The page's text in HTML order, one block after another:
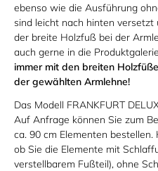
ebenso wie die Ausführung
sind leicht nach hinten
der breite Holzfuß bei der
auch gerne in die
immer mit den breiten
der gewählten Armlehne!
Das Modell FRANKFURT
Auf Anfrage können Sie zum
ca. 90 cm Elementen
ob Sie die Elemente mit
verstellbarem Fußteil), ohne